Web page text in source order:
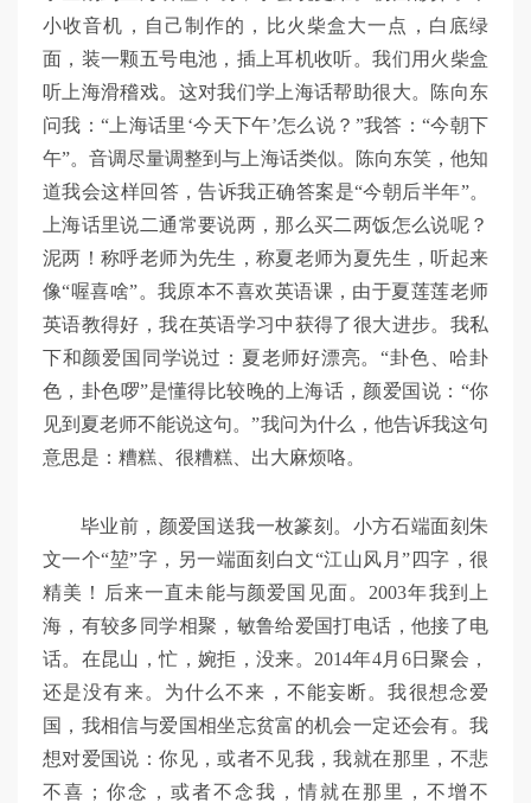
小收音机，自己制作的，比火柴盒大一点，白底绿
面，装一颗五号电池，插上耳机收听。我们用火柴盒
听上海滑稽戏。这对我们学上海话帮助很大。陈向东
问我：“上海话里‘今天下午’怎么说？”我答：“今朝下
午”。音调尽量调整到与上海话类似。陈向东笑，他知
道我会这样回答，告诉我正确答案是“今朝后半年”。
上海话里说二通常要说两，那么买二两饭怎么说呢？
泥两！称呼老师为先生，称夏老师为夏先生，听起来
像“喔喜啥”。我原本不喜欢英语课，由于夏莲莲老师
英语教得好，我在英语学习中获得了很大进步。我私
下和颜爱国同学说过：夏老师好漂亮。“卦色、哈卦
色，卦色啰”是懂得比较晚的上海话，颜爱国说：“你
见到夏老师不能说这句。”我问为什么，他告诉我这句
意思是：糟糕、很糟糕、出大麻烦咯。
毕业前，颜爱国送我一枚篆刻。小方石端面刻朱
文一个“堃”字，另一端面刻白文“江山风月”四字，很
精美！后来一直未能与颜爱国见面。2003年我到上
海，有较多同学相聚，敏鲁给爱国打电话，他接了电
话。在昆山，忙，婉拒，没来。2014年4月6日聚会，
还是没有来。为什么不来，不能妄断。我很想念爱
国，我相信与爱国相坐忘贫富的机会一定还会有。我
想对爱国说：你见，或者不见我，我就在那里，不悲
不喜；你念，或者不念我，情就在那里，不增不